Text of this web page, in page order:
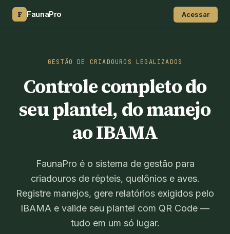
F FaunaPro Acessar
GESTÃO DE CRIADOUROS LEGALIZADOS
Controle completo do
seu plantel, do manejo
ao IBAMA
FaunaPro é o sistema de gestão para
criadouros de répteis, quelônios e aves.
Registre manejos, gere relatórios exigidos pelo
IBAMA e valide seu plantel com QR Code —
tudo em um só lugar.